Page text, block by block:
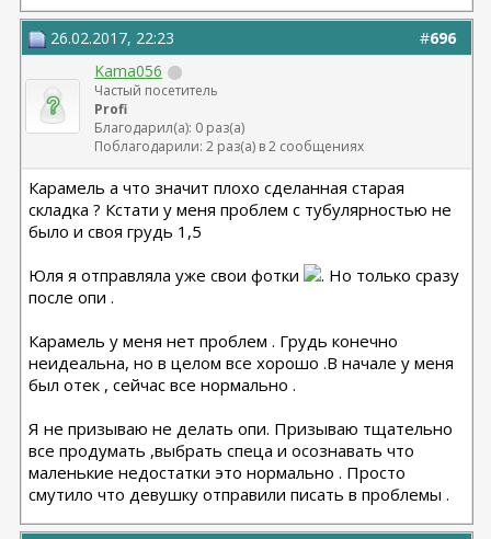
#696
26.02.2017, 22:23
Kama056
Частый посетитель
Profi
Благодарил(а): 0 раз(а)
Поблагодарили: 2 раз(а) в 2 сообщениях
Карамель а что значит плохо сделанная старая
складка ? Кстати у меня проблем с тубулярностью не
было и своя грудь 1,5
Юля я отправляла уже свои фотки
. Но только сразу
после опи .
Карамель у меня нет проблем . Грудь конечно
неидеальна, но в целом все хорошо .В начале у меня
был отек , сейчас все нормально .
Я не призываю не делать опи. Призываю тщательно
все продумать ,выбрать спеца и осознавать что
маленькие недостатки это нормально . Просто
смутило что девушку отправили писать в проблемы .